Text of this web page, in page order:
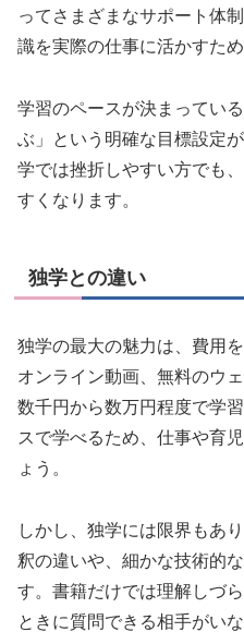
ってさまざまなサポート体
識を実際の仕事に活かすた
学習のペースが決まってい
ぶ」という明確な目標設定
学では挫折しやすい方でも
すくなります。
独学との違い
独学の最大の魅力は、費用
オンライン動画、無料のウ
数千円から数万円程度で学
スで学べるため、仕事や育
ょう。
しかし、独学には限界もあ
釈の違いや、細かな技術的
す。書籍だけでは理解しづ
ときに質問できる相手がい